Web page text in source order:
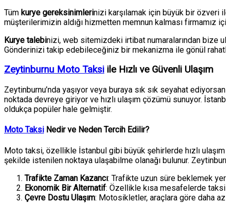
Tüm kurye gereksinimlerinizi karşılamak için büyük bir özveri
müşterilerimizin aldığı hizmetten memnun kalması firmamız
Kurye talebinizi, web sitemizdeki irtibat numaralarından bize
Gönderinizi takip edebileceğiniz bir mekanizma ile gönül
Zeytinburnu Moto Taksi ile Hızlı ve Güvenli Ulaşım
Zeytinburnu’nda yaşıyor veya buraya sık sık seyahat
noktada devreye giriyor ve hızlı ulaşım çözümü sunuyor.
oldukça popüler hale gelmiştir.
Moto Taksi Nedir ve Neden Tercih Edilir?
Moto taksi, özellikle İstanbul gibi büyük şehirlerde hızlı
şekilde istenilen noktaya ulaşabilme olanağı bulunur.
Trafikte Zaman Kazancı: Trafikte uzun süre beklemek
Ekonomik Bir Alternatif: Özellikle kısa mesafelerde
Çevre Dostu Ulaşım: Motosikletler, araçlara göre daha